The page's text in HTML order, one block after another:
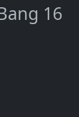
16